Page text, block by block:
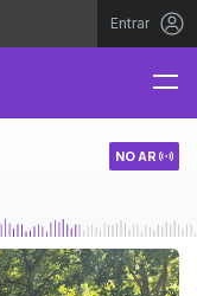
Entrar
NO AR